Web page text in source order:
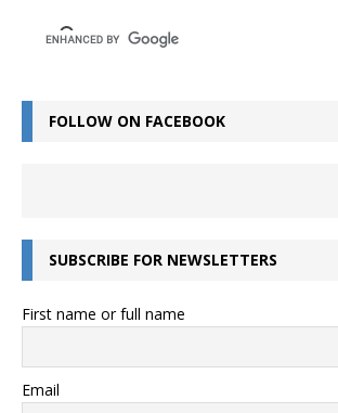
FOLLOW ON FACEBOOK
SUBSCRIBE FOR NEWSLETTERS
First name or full name
Email